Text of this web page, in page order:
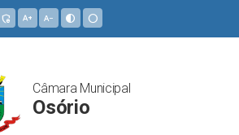
admin_panel_settings text_increase text_decrease contrast circle
Câmara Municipal
Osório